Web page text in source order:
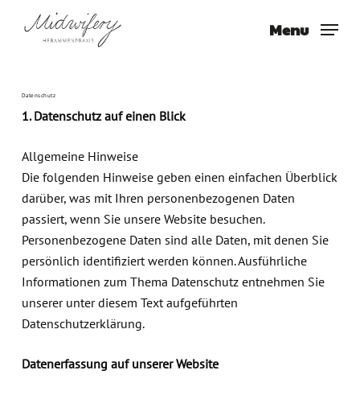
Menu
Datenschutz
1. Datenschutz auf einen Blick
Allgemeine Hinweise
Die folgenden Hinweise geben einen einfachen Überblick
darüber, was mit Ihren personenbezogenen Daten
passiert, wenn Sie unsere Website besuchen.
Personenbezogene Daten sind alle Daten, mit denen Sie
persönlich identifiziert werden können. Ausführliche
Informationen zum Thema Datenschutz entnehmen Sie
unserer unter diesem Text aufgeführten
Datenschutzerklärung.
Datenerfassung auf unserer Website